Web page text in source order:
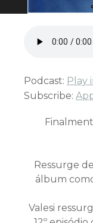
Podcast: Play
Subscribe:
Ressurge
álbum
Valesi